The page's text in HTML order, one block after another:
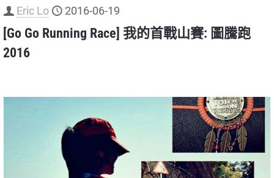
Eric Lo 2016-06-19
[Go Go Running Race] 我的首戰山賽: 圖騰跑
2016